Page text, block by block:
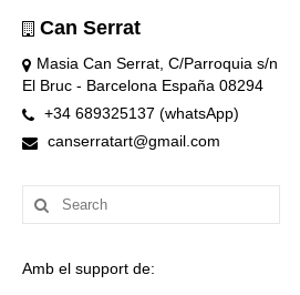
Can Serrat
Masia Can Serrat, C/Parroquia s/n
El Bruc - Barcelona España 08294
+34 689325137 (whatsApp)
canserratart@gmail.com
Search
for:
Amb el support de: